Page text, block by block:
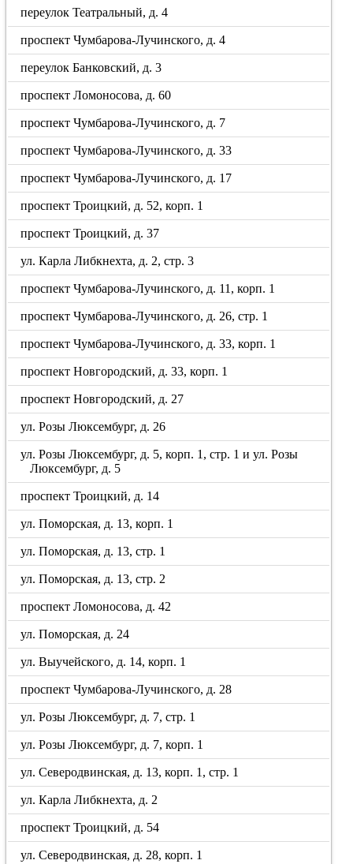
переулок Театральный, д. 4
проспект Чумбарова-Лучинского, д. 4
переулок Банковский, д. 3
проспект Ломоносова, д. 60
проспект Чумбарова-Лучинского, д. 7
проспект Чумбарова-Лучинского, д. 33
проспект Чумбарова-Лучинского, д. 17
проспект Троицкий, д. 52, корп. 1
проспект Троицкий, д. 37
ул. Карла Либкнехта, д. 2, стр. 3
проспект Чумбарова-Лучинского, д. 11, корп. 1
проспект Чумбарова-Лучинского, д. 26, стр. 1
проспект Чумбарова-Лучинского, д. 33, корп. 1
проспект Новгородский, д. 33, корп. 1
проспект Новгородский, д. 27
ул. Розы Люксембург, д. 26
ул. Розы Люксембург, д. 5, корп. 1, стр. 1 и ул. Розы
Люксембург, д. 5
проспект Троицкий, д. 14
ул. Поморская, д. 13, корп. 1
ул. Поморская, д. 13, стр. 1
ул. Поморская, д. 13, стр. 2
проспект Ломоносова, д. 42
ул. Поморская, д. 24
ул. Выучейского, д. 14, корп. 1
проспект Чумбарова-Лучинского, д. 28
ул. Розы Люксембург, д. 7, стр. 1
ул. Розы Люксембург, д. 7, корп. 1
ул. Северодвинская, д. 13, корп. 1, стр. 1
ул. Карла Либкнехта, д. 2
проспект Троицкий, д. 54
ул. Северодвинская, д. 28, корп. 1